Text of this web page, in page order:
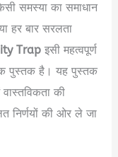
समस्या का समाधान
हर बार सरलता
Trap इसी महत्वपूर्ण
पुस्तक है। यह पुस्तक
की
निर्णयों की ओर ले जा